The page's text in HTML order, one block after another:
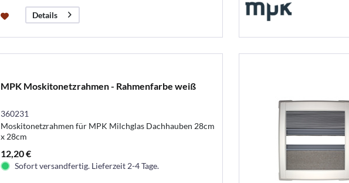
Details
MPK Moskitonetzrahmen - Rahmenfarbe weiß
360231
Moskitonetzrahmen für MPK Milchglas Dachhauben 28cm
x 28cm
12,20 €
Sofort versandfertig. Lieferzeit 2-4 Tage.